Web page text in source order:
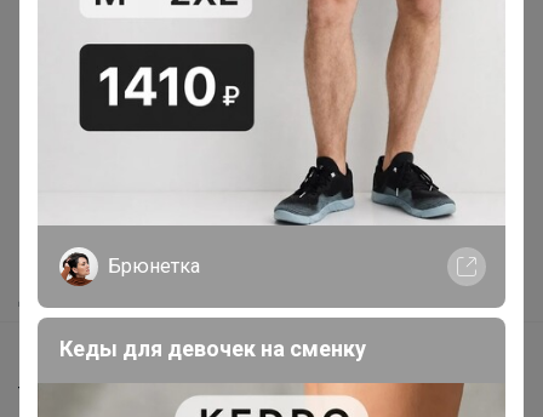
Как получить?
Доставка
Шоурумы
Торговые марки
Брюнетка
Кеды для девочек на сменку